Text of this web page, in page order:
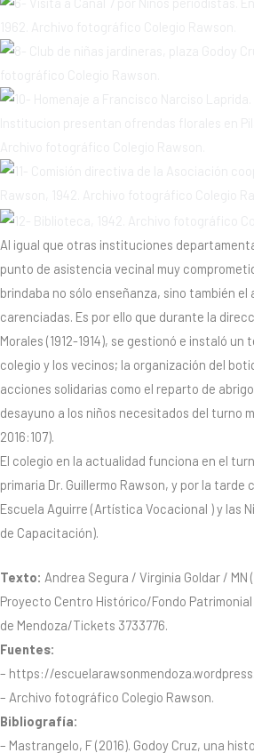
Al igual que otras instituciones
punto de asistencia vecinal muy
brindaba no sólo enseñanza, sino también el
carenciadas. Es por ello que durante la
Morales (1912-1914), se gestionó e instaló un
colegio y los vecinos; la organización del
acciones solidarias como el reparto de
desayuno a los niños necesitados del turno
2016:107).
El colegio en la actualidad funciona en el
primaria Dr. Guillermo Rawson, y por la
Escuela Aguirre (Artística Vocacional ) y las
de Capacitación).
Texto: Andrea Segura / Virginia Goldar / MN
Proyecto Centro Histórico/Fondo Patrimonial
de Mendoza/Tickets 3733776.
Fuentes:
– https://
– Archivo fotográfico Colegio Rawson.
Bibliografía:
– Mastrangelo, F (2016). Godoy Cruz, una